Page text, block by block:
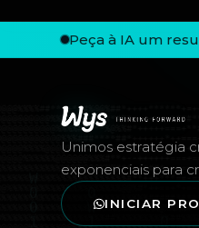
Rodapé —
Peça à IA um
Unimos estratégia
exponenciais para
INICIAR